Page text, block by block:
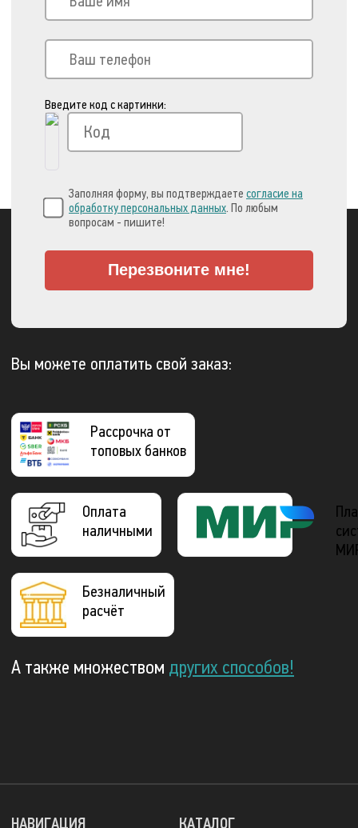
Введите код с картинки:
Заполняя форму, вы подтверждаете согласие на
обработку персональных данных. По любым
вопросам - пишите!
Перезвоните мне!
Вы можете оплатить свой заказ:
Рассрочка от
топовых банков
Оплата
наличными
Безналичный
расчёт
А также множеством других способов!
КАТАЛОГ
НАВИГАЦИЯ